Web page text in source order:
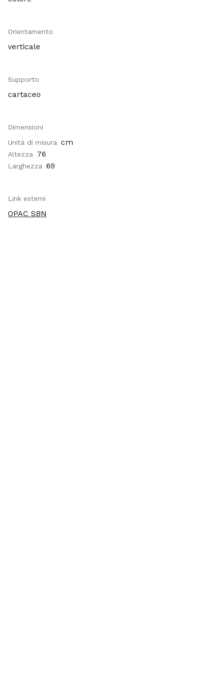
Orientamento
verticale
Supporto
cartaceo
Dimensioni
Unità di misura cm
Altezza 76
Larghezza 69
Link esterni
OPAC SBN